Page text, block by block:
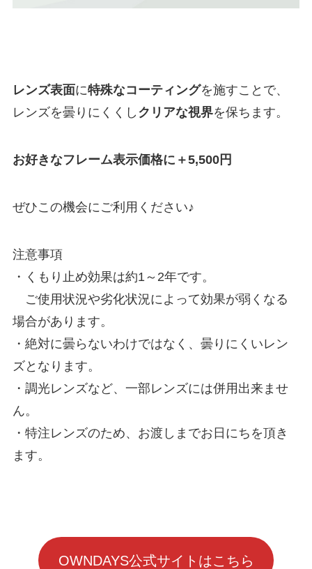
レンズ表面に特殊なコーティングを施すことで、
レンズを曇りにくくし クリアな視界を保ちます。
お好きなフレーム表示価格に＋5,500円
ぜひこの機会にご利用ください♪
注意事項
・くもり止め効果は約1～2年です。
ご使用状況や劣化状況によって効果が弱くなる
場合があります。
・絶対に曇らないわけではなく、曇りにくいレン
ズとなります。
・調光レンズなど、一部レンズには併用出来ませ
ん。
・特注レンズのため、お渡しまでお日にちを頂き
ます。
OWNDAYS公式サイトはこちら